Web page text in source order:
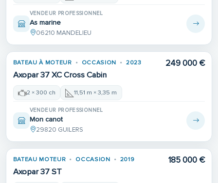
VENDEUR PROFESSIONNEL
As marine
06210 MANDELIEU
1ÈRE MAIN
BATEAU À MOTEUR OCCASION 2023
Axopar 37 XC Cross Cabin
249 000 €
2 × 300 ch 11,51 m × 3,35 m
VENDEUR PROFESSIONNEL
Mon canot
29820 GUILERS
BATEAU MOTEUR OCCASION 2019
Axopar 37 ST
185 000 €